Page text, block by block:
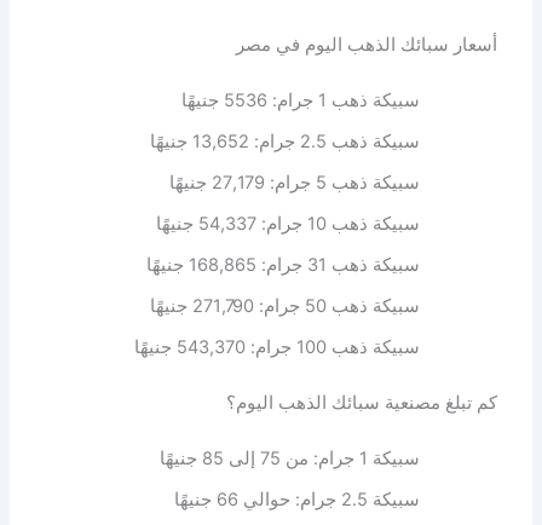
أسعار سبائك الذهب اليوم في مصر
سبيكة ذهب 1 جرام: 5536 جنيهًا
سبيكة ذهب 2.5 جرام: 13,652 جنيهًا
سبيكة ذهب 5 جرام: 27,179 جنيهًا
سبيكة ذهب 10 جرام: 54,337 جنيهًا
سبيكة ذهب 31 جرام: 168,865 جنيهًا
سبيكة ذهب 50 جرام: 271,790 جنيهًا
سبيكة ذهب 100 جرام: 543,370 جنيهًا
كم تبلغ مصنعية سبائك الذهب اليوم؟
سبيكة 1 جرام: من 75 إلى 85 جنيهًا
سبيكة 2.5 جرام: حوالي 66 جنيهًا